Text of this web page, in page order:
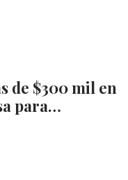
de $300 mil en
para…